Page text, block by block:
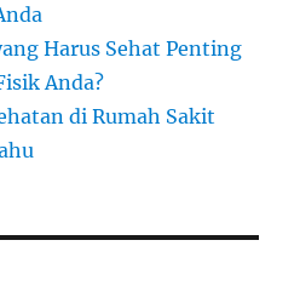
Harus Sehat Penting
Anda?
di Rumah Sakit